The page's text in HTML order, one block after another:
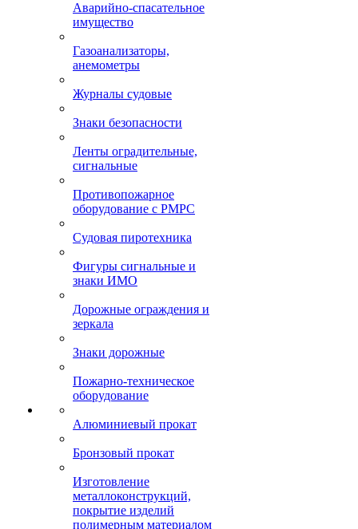
Аварийно-спасательное
имущество
Газоанализаторы,
анемометры
Журналы судовые
Знаки безопасности
Ленты оградительные,
сигнальные
Противопожарное
оборудование с РМРС
Судовая пиротехника
Фигуры сигнальные и
знаки ИМО
Дорожные ограждения и
зеркала
Знаки дорожные
Пожарно-техническое
оборудование
Алюминиевый прокат
Бронзовый прокат
Изготовление
металлоконструкций,
покрытие изделий
полимерным материалом